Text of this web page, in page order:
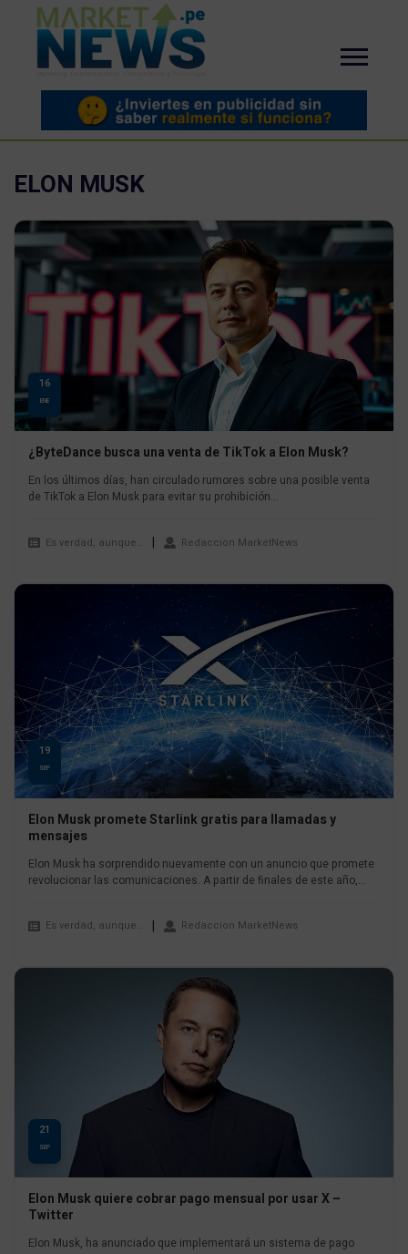
ELON MUSK
16
ENE
¿ByteDance busca una venta de TikTok a Elon Musk?
En los últimos días, han circulado rumores sobre una posible venta
de TikTok a Elon Musk para evitar su prohibición...
Es verdad, aunque… Redaccion MarketNews
19
SEP
Elon Musk promete Starlink gratis para llamadas y
mensajes
Elon Musk ha sorprendido nuevamente con un anuncio que promete
revolucionar las comunicaciones. A partir de finales de este año,...
Es verdad, aunque… Redaccion MarketNews
21
SEP
Elon Musk quiere cobrar pago mensual por usar X –
Twitter
Elon Musk, ha anunciado que implementará un sistema de pago